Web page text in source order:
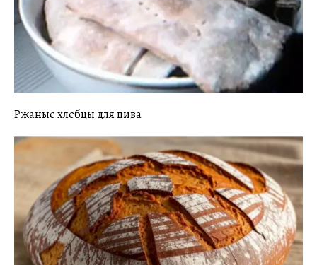
Ржаные хлебцы для пива